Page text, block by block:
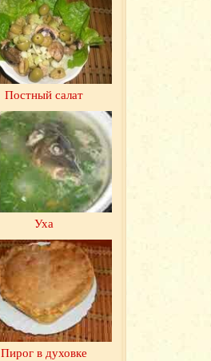
Постный салат
Уха
Пирог в духовке